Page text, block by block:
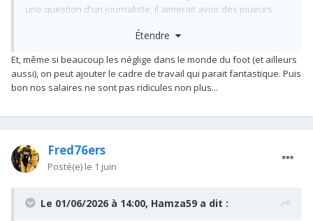
une question d'un journaliste, il aimerait avoir des joueurs
Je pense sincèrement qu'il a cédé à un certain pragmatisme
Il manque quelques pièces au puzzle pour atteindre un
niveau de jeu comme celui du psg qui possède des joueurs
juste exceptionnels en termes de profils.
fruits, au delà de l'institution et du club gigantesque qu'il est.
Je pense pas qu'Arsenal ait quelconque problème d'attraction,
tqt pas.
Étendre
Et, même si beaucoup les néglige dans le monde du foot (et ailleurs
aussi), on peut ajouter le cadre de travail qui parait fantastique. Puis
bon nos salaires ne sont pas ridicules non plus...
Fred76ers
Posté(e) le 1 juin
Le 01/06/2026 à 14:00, Hamza59 a dit :